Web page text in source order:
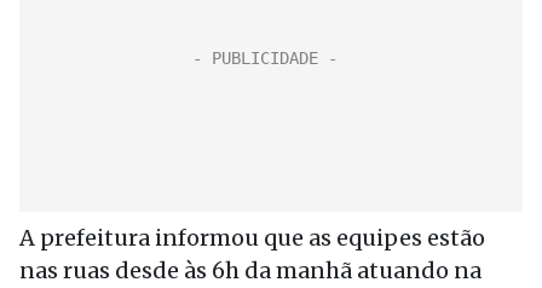
A prefeitura informou que as equipes estão
nas ruas desde às 6h da manhã atuando na